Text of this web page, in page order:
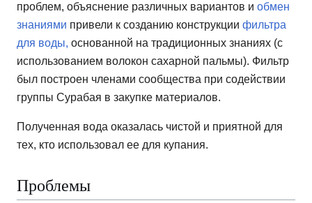
проблем, объяснение различных вариантов и обмен
знаниями привели к созданию конструкции фильтра
для воды, основанной на традиционных знаниях (с
использованием волокон сахарной пальмы). Фильтр
был построен членами сообщества при содействии
группы Сурабая в закупке материалов.
Полученная вода оказалась чистой и приятной для
тех, кто использовал ее для купания.
Проблемы